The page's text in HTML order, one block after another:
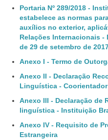
Portaria Nº 289/2018 -
estabelece as normas
auxílios no exterior,
Relações Internacionais -
de 29 de setembro de
Anexo I - Termo de
Anexo II - Declaração
Linguística -
Anexo III - Declaração de
linguística - Instituição
Anexo IV - Requisito de
Estrangeira